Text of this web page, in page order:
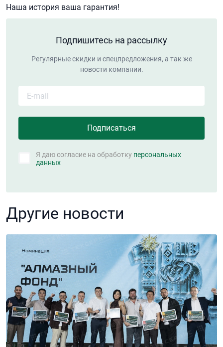
Наша история ваша гарантия!
Подпишитесь на рассылку
Регулярные скидки и спецпредложения, а так же
новости компании.
Я даю согласие на обработку персональных
данных
Другие новости